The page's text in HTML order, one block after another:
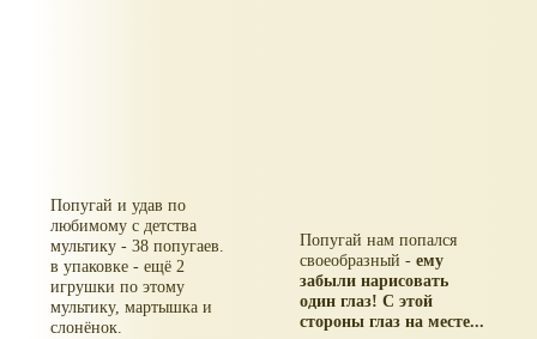
Попугай и удав по
любимому с детства
мультику - 38 попугаев.
в упаковке - ещё 2
игрушки по этому
мультику, мартышка и
слонёнок.
Попугай нам попался
своеобразный -ему
забыли нарисовать
один глаз! С этой
стороны глаз на месте...